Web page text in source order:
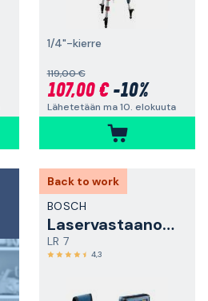
1/4"-kierre
119,00 €
107,00 €-10%
Lähetetään ma 10. elokuuta
Back to work
BOSCH
Laservastaanotin
LR 7
4,3